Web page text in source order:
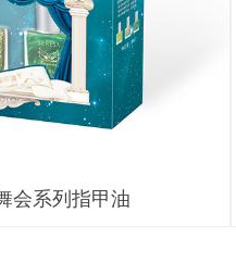
会系列指甲油